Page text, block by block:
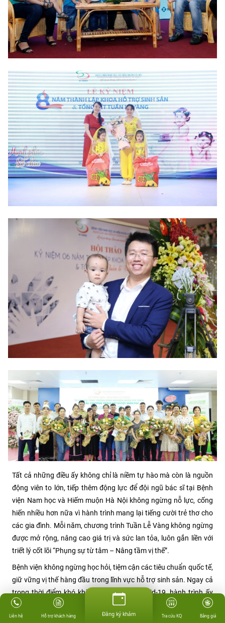
Tất cả những điều ấy không chỉ là niềm tự hào mà còn là nguồn
động viên to lớn, tiếp thêm động lực để đội ngũ bác sĩ tại Bệnh
viện Nam học và Hiếm muộn Hà Nội không ngừng nỗ lực, cống
hiến nhiều hơn nữa vì hành trình mang lại tiếng cười trẻ thơ cho
các gia đình. Mỗi năm, chương trình Tuần Lễ Vàng không ngừng
được mở rộng, nâng cao giá trị và sức lan tỏa, luôn gắn liền với
triết lý cốt lõi “Phụng sự từ tâm – Nâng tầm vị thế”.
Bệnh viện không ngừng học hỏi, tiệm cận các tiêu chuẩn quốc tế,
giữ vững vị thế hàng đầu trong lĩnh vực hỗ trợ sinh sản. Ngay cả
trong thời điểm khó khăn như đại dịch Covid-19, hành trình ấy
vẫn được duy trì và thích ứng linh hoạt qua chiến dịch “Tuần Lễ
Vàng Online”.
Liên hệ Hỗ trợ khách hàng Đăng ký khám Tra cứu KQ Bảng giá